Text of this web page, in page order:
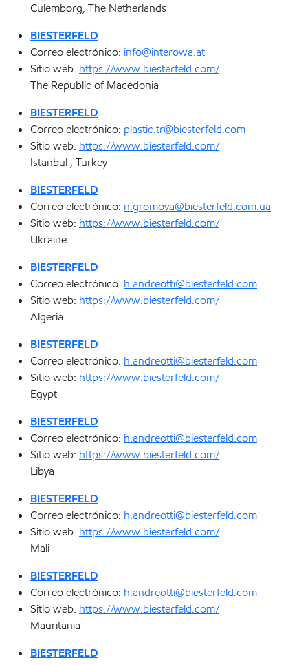
Culemborg, The Netherlands
BIESTERFELD
Correo electrónico: info@interowa.at
Sitio web: https://www.biesterfeld.com/
The Republic of Macedonia
BIESTERFELD
Correo electrónico: plastic.tr@biesterfeld.com
Sitio web: https://www.biesterfeld.com/
Istanbul , Turkey
BIESTERFELD
Correo electrónico: n.gromova@biesterfeld.com.ua
Sitio web: https://www.biesterfeld.com/
Ukraine
BIESTERFELD
Correo electrónico: h.andreotti@biesterfeld.com
Sitio web: https://www.biesterfeld.com/
Algeria
BIESTERFELD
Correo electrónico: h.andreotti@biesterfeld.com
Sitio web: https://www.biesterfeld.com/
Egypt
BIESTERFELD
Correo electrónico: h.andreotti@biesterfeld.com
Sitio web: https://www.biesterfeld.com/
Libya
BIESTERFELD
Correo electrónico: h.andreotti@biesterfeld.com
Sitio web: https://www.biesterfeld.com/
Mali
BIESTERFELD
Correo electrónico: h.andreotti@biesterfeld.com
Sitio web: https://www.biesterfeld.com/
Mauritania
BIESTERFELD